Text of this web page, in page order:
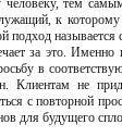
тем
к которому
подход
за это.
в
Клиентам не
с повторной
для будущего